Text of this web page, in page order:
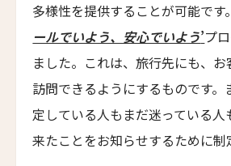
Badia di Pomaio
ガルドゥ・ホテル&スパ
Gáldu Hotel & Spa
マウント クック レイクサイド リ
Mt Cook Lakeside Retreat, Ben Ohau
多様性を提供することが可能です
ールでいよう、安心でいよう’プ
ました。これは、旅行先にも、
訪問できるようにするものです
定している人もまだ迷っている
来たことをお知らせするために制